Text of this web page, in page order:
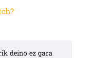
deino ez gara